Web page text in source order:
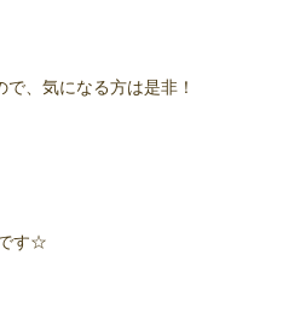
、気になる方は是非！
す☆